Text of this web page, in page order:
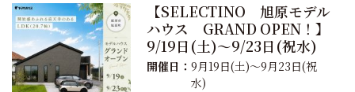
【SELECTINO 旭原モデル
ハウス GRAND OPEN！】
9/19日(土)～9/23日(祝水)
開催日： 9月19日(土)～9月23日(祝
水)